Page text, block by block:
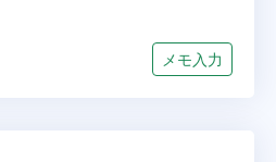
メモ入力